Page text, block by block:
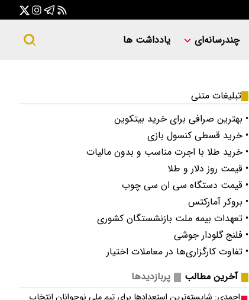
چندرسانه‌ای یادداشت ها
تبلیغات متنی
• بهترین صرافی برای خرید بیتکوین
• خرید قسطی کنسول بازی
• خرید طلا با اجرت مناسب و بدون مالیات
• قیمت روز دلار و طلا
• قیمت دستگاه سی ان سی چوب
• بروکر آمارکتس
• تعهدات بیمه ملت بازنشستگان کشوری
• فلنج گلودار جوشی
• تفاوت کارگزاری‌ها در معاملات اختیار
آخرین مطالب
پربازدیدها